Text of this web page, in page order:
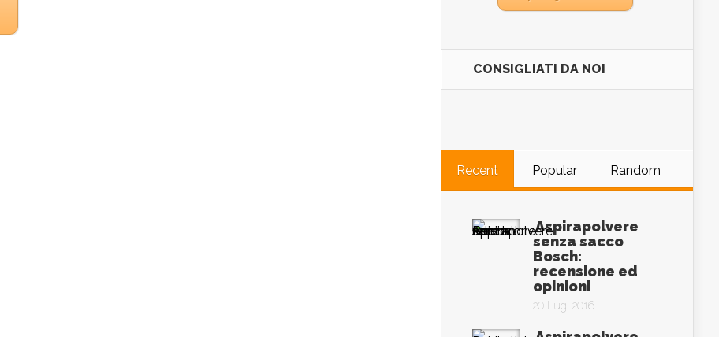
CONSIGLIATI DA NOI
Recent Popular Random
Aspirapolvere
senza sacco
Bosch:
recensione ed
opinioni
20 Lug, 2016